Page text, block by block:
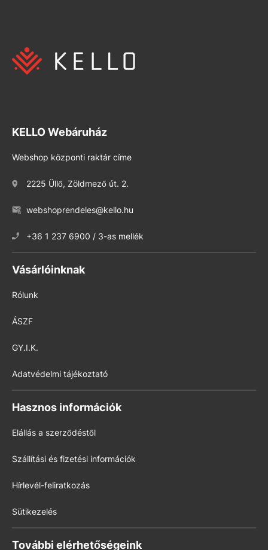
KELLO Webáruház
Webshop központi raktár címe
2225 Üllő, Zöldmező út. 2.
webshoprendeles@kello.hu
+36 1 237 6900 / 3-as mellék
Vásárlóinknak
Rólunk
ÁSZF
GY.I.K.
Adatvédelmi tájékoztató
Hasznos információk
Elállás a szerződéstől
Szállítási és fizetési információk
Hírlevél-feliratkozás
Sütikezelés
További elérhetőségeink